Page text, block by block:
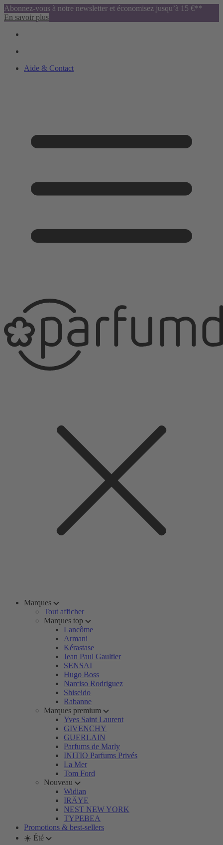
Abonnez-vous à notre newsletter et économisez jusqu’à 15 €**
En savoir plus
Aide & Contact
Marques
Tout afficher
Marques top
Lancôme
Armani
Kérastase
Jean Paul Gaultier
SENSAI
Hugo Boss
Narciso Rodriguez
Shiseido
Rabanne
Marques premium
Yves Saint Laurent
GIVENCHY
GUERLAIN
Parfums de Marly
INITIO Parfums Privés
La Mer
Tom Ford
Nouveau
Widian
IRÄYE
NEST NEW YORK
TYPEBEA
Promotions & best-sellers
☀️ Été